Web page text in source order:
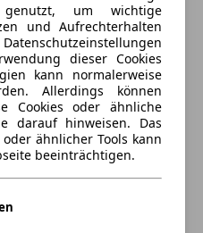
genutzt, um wichtige
und Aufrechterhalten
dieser Cookies
kann normalerweise
Allerdings können
Cookies oder ähnliche
darauf hinweisen. Das
ähnlicher Tools kann
beeinträchtigen.